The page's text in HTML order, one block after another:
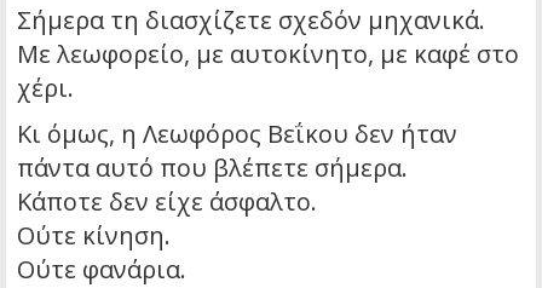
Σήμερα τη διασχίζετε σχεδόν μηχανικά.
Με λεωφορείο, με αυτοκίνητο, με καφέ στο
χέρι.
Κι όμως, η Λεωφόρος Βεΐκου δεν ήταν
πάντα αυτό που βλέπετε σήμερα.
Κάποτε δεν είχε άσφαλτο.
Ούτε κίνηση.
Ούτε φανάρια.